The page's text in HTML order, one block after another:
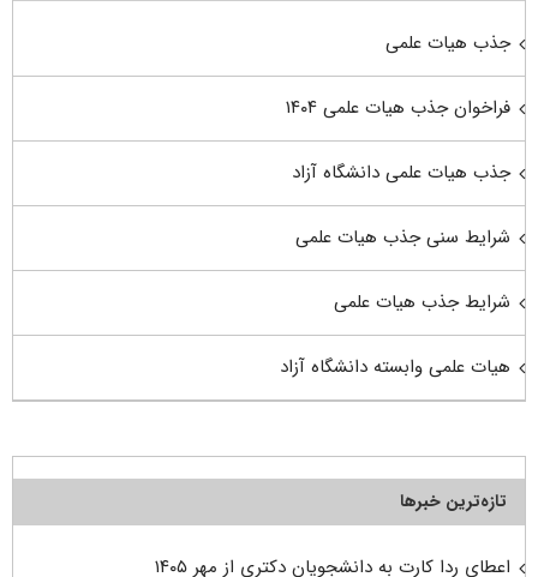
جذب هیات علمی
فراخوان جذب هیات علمی ۱۴۰۴
جذب هیات علمی دانشگاه آزاد
شرایط سنی جذب هیات علمی
شرایط جذب هیات علمی
هیات علمی وابسته دانشگاه آزاد
تازه‌ترین خبرها
اعطای ردا کارت به دانشجویان دکتری از مهر ۱۴۰۵